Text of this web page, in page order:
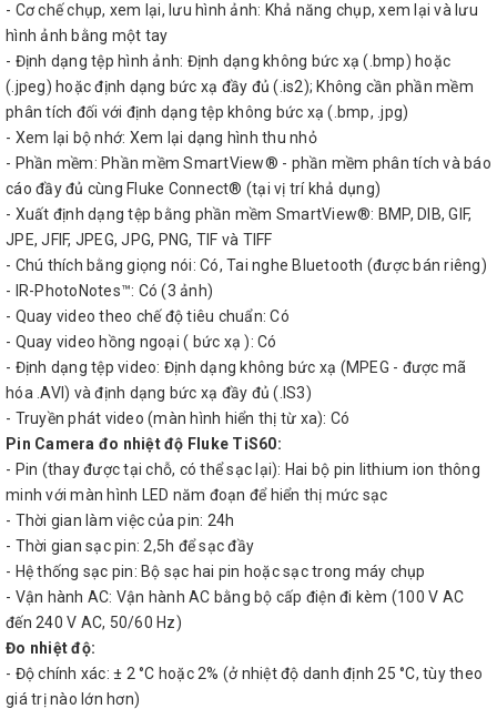
- Cơ chế chụp, xem lại, lưu hình ảnh: Khả năng chụp, xem lại và lưu
hình ảnh bằng một tay
- Định dạng tệp hình ảnh: Định dạng không bức xạ (.bmp) hoặc
(.jpeg) hoặc định dạng bức xạ đầy đủ (.is2); Không cần phần mềm
phân tích đối với định dạng tệp không bức xạ (.bmp, .jpg)
- Xem lại bộ nhớ: Xem lại dạng hình thu nhỏ
- Phần mềm: Phần mềm SmartView® - phần mềm phân tích và báo
cáo đầy đủ cùng Fluke Connect® (tại vị trí khả dụng)
- Xuất định dạng tệp bằng phần mềm SmartView®: BMP, DIB, GIF,
JPE, JFIF, JPEG, JPG, PNG, TIF và TIFF
- Chú thích bằng giọng nói: Có, Tai nghe Bluetooth (được bán riêng)
- IR-PhotoNotes™: Có (3 ảnh)
- Quay video theo chế độ tiêu chuẩn: Có
- Quay video hồng ngoại ( bức xạ ): Có
- Định dạng tệp video: Định dạng không bức xạ (MPEG - được mã
hóa .AVI) và định dạng bức xạ đầy đủ (.IS3)
- Truyền phát video (màn hình hiển thị từ xa): Có
Pin Camera đo nhiệt độ Fluke TiS60:
- Pin (thay được tại chỗ, có thể sạc lại): Hai bộ pin lithium ion thông
minh với màn hình LED năm đoạn để hiển thị mức sạc
- Thời gian làm việc của pin: 24h
- Thời gian sạc pin: 2,5h để sạc đầy
- Hệ thống sạc pin: Bộ sạc hai pin hoặc sạc trong máy chụp
- Vận hành AC: Vận hành AC bằng bộ cấp điện đi kèm (100 V AC
đến 240 V AC, 50/60 Hz)
Đo nhiệt độ:
- Độ chính xác: ± 2 °C hoặc 2% (ở nhiệt độ danh định 25 °C, tùy theo
giá trị nào lớn hơn)